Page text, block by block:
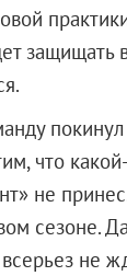
защищать
что
не
сезоне.
не